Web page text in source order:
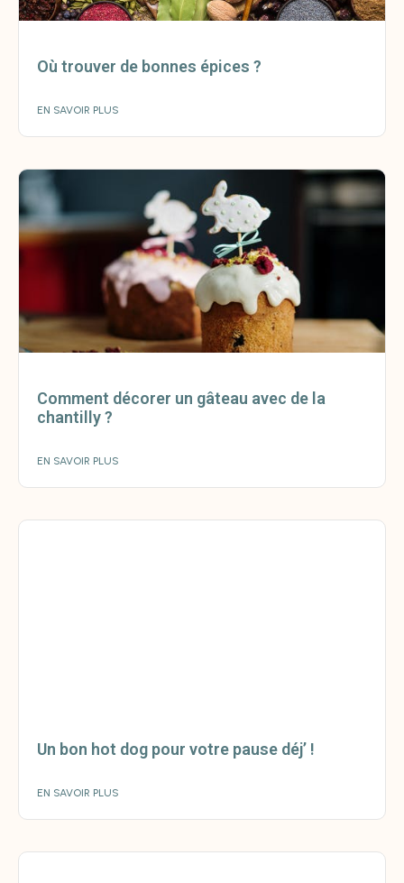
Où trouver de bonnes épices ?
EN SAVOIR PLUS
Comment décorer un gâteau avec de la
chantilly ?
EN SAVOIR PLUS
Un bon hot dog pour votre pause déj’ !
EN SAVOIR PLUS